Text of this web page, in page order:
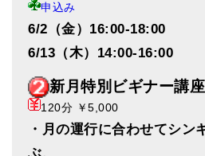
申込み
6/2（金）16:00-18:00
6/13（木）14:00-16:00
新月特別ビギナー講座
120分 ￥5,000
・月の運行に合わせてシン